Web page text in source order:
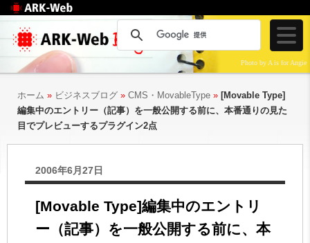
Web制作のアークウェ
ブ
ホーム » ビジネスブログ » CMS・MovableType » [Movable Type]
編集中のエントリー（記事）を一般公開する前に、本番通りの見た
目でプレビューするプラグイン2点
2006年6月27日
[Movable Type]編集中のエントリ
ー（記事）を一般公開する前に、本
Photo by A is for Angie